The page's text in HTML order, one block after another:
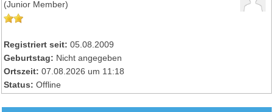
(Junior Member)
Registriert seit: 05.08.2009
Geburtstag: Nicht angegeben
Ortszeit: 07.08.2026 um 11:18
Status: Offline